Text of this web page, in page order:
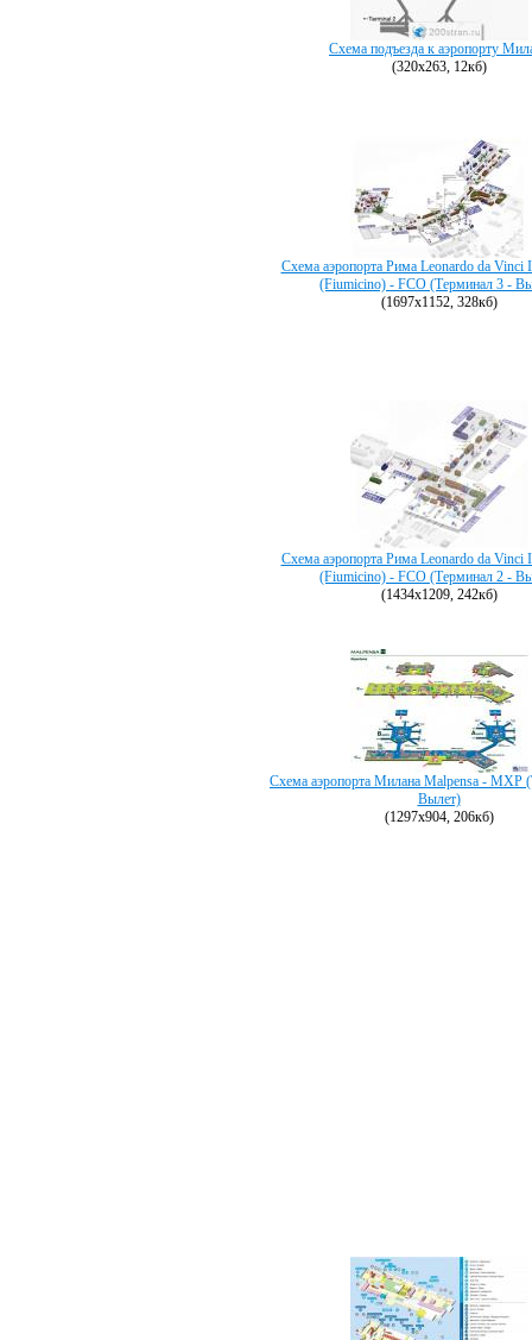
Схема подъезда к аэропорту
(320х263, 12кб)
Схема аэропорта Рима Leonardo da Vinci
(Fiumicino) - FCO (Терминал 3 -
(1697х1152, 328кб)
Схема аэропорта Рима Leonardo da Vinci
(Fiumicino) - FCO (Терминал 2 -
(1434х1209, 242кб)
Схема аэропорта Милана Malpensa - MXP
Вылет)
(1297х904, 206кб)